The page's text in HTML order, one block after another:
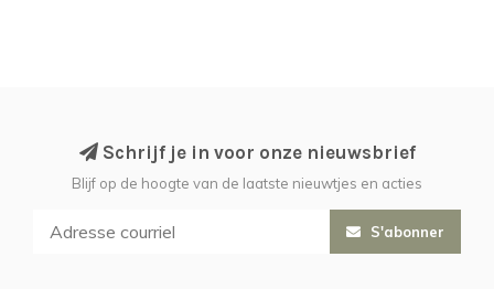
Schrijf je in voor onze nieuwsbrief
Blijf op de hoogte van de laatste nieuwtjes en acties
S'abonner